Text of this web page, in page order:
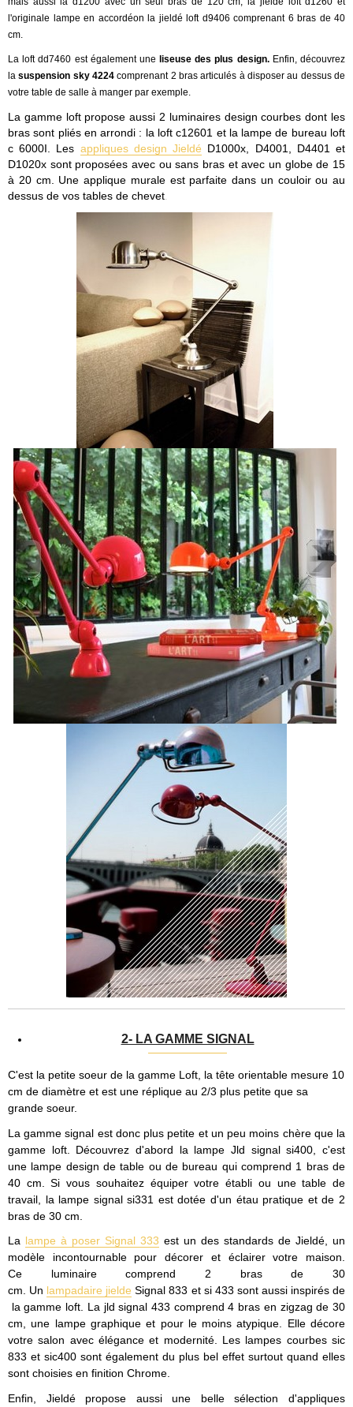
l'originale lampe en accordéon la jieldé loft d9406 comprenant 6 bras de 40
cm.
La loft dd7460 est également une liseuse des plus design.Enfin, découvrez
lasuspension sky 4224 comprenant 2 bras articulés à disposer au dessus de
votre table de salle à manger par exemple.
La gamme loft propose aussi 2 luminaires design courbes dont les
bras sont pliés en arrondi : la loft c12601 et la lampe de bureau loft
c 6000I. Les appliques design Jieldé D1000x, D4001, D4401 et
D1020x sont proposées avec ou sans bras et avec un globe de 15
à 20 cm. Une applique murale est parfaite dans un couloir ou au
dessus de vos tables de chevet.
2- LA GAMME SIGNAL
C'est la petite soeur de la gamme Loft, la tête orientable mesure 10
cm de diamètre et est une réplique au 2/3 plus petite que sa
grande soeur.
La gamme signal est donc plus petite et un peu moins chère que la
gamme loft. Découvrez d'abord la lampe Jld signal si400, c'est
une lampe design de table ou de bureau qui comprend 1 bras de
40 cm. Si vous souhaitez équiper votre établi ou une table de
travail, la lampe signal si331 est dotée d'un étau pratique et de 2
bras de 30 cm.
La lampe à poser Signal 333 est un des standards de Jieldé, un
modèle incontournable pour décorer et éclairer votre maison.
Ce luminaire comprend 2 bras de 30
cm. Un lampadaire jielde Signal 833 et si 433 sont aussi inspirés de
la gamme loft. La jld signal 433 comprend 4 bras en zigzag de 30
cm, une lampe graphique et pour le moins atypique. Elle décore
votre salon avec élégance et modernité. Les lampes courbes sic
833 et sic400 sont également du plus bel effet surtout quand elles
sont choisies en finition Chrome.
Enfin, Jieldé propose aussi une belle sélection d'appliques